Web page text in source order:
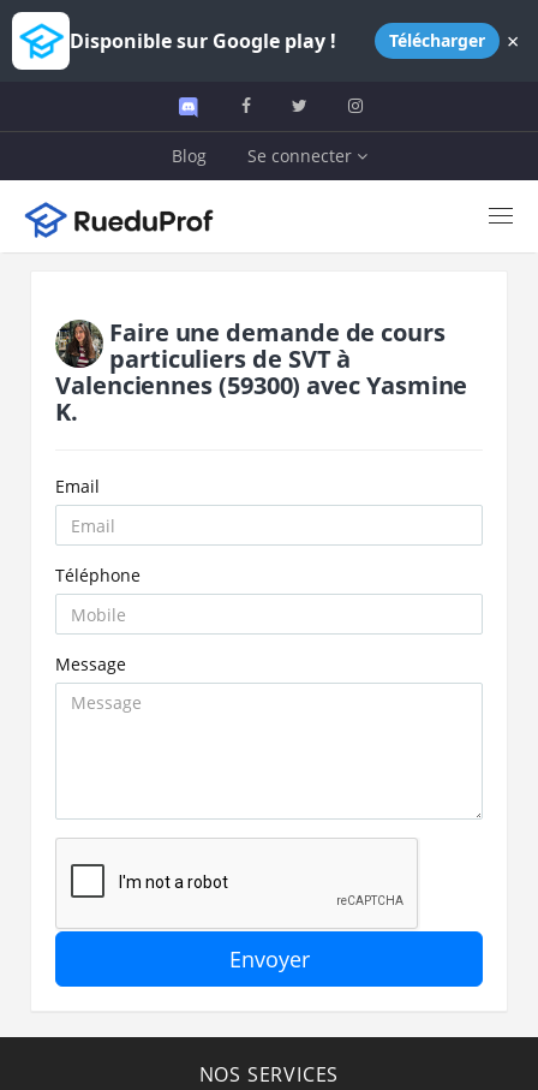
Disponible sur Google play ! Télécharger ×
Blog Se connecter
Faire une demande de cours
particuliers de SVTà
Valenciennes(59300) avecYasmine
K.
Email
Téléphone
Message
Envoyer
NOS SERVICES